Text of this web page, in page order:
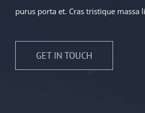
purus porta et. Cras tristique massa
GET IN TOUCH